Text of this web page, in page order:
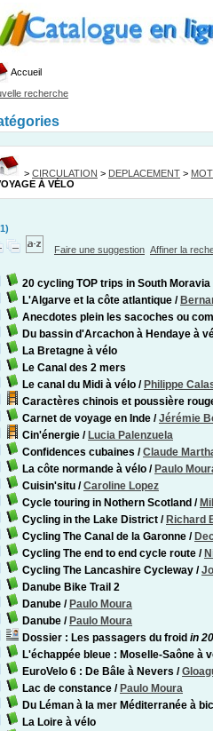
Accueil
recherche
> CIRCULATION > DEPLACEMENT >
À VÉLO
Faire une suggestion Affiner la
20 cycling TOP trips in South Moravia
L'Algarve et la côte atlantique /
Anecdotes plein les sacoches ou
Du bassin d'Arcachon à Hendaye à
La Bretagne à vélo
Le Canal des 2 mers
Le canal du Midi à vélo / Philippe
Caractères chinois et poussière
Carnet de voyage en Inde /Jérémie
Cin'énergie / Lucia Palenzuela
Confidences cubaines /Claude
La côte normande à vélo / Paulo
Cuisin'situ /Caroline Lopez
Cycle touring in Nothern Scotland /
Cycling in the Lake District / Richard
Cycling The Canal de la Garonne /
Cycling The end to end cycle route /
Cycling The Lancashire Cycleway /
Danube Bike Trail 2
Danube / Paulo Moura
Danube / Paulo Moura
Dossier : Les passagers du froid in
L'échappée bleue : Moselle-Saône à
EuroVelo 6 : De Bâle à Nevers /
Lac de constance / Paulo Moura
Du Léman à la mer Méditerranée à
La Loire à vélo